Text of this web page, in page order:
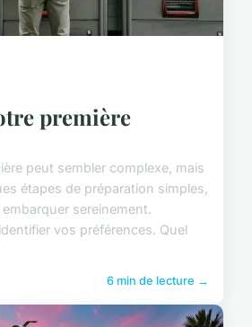
première
peut sembler complexe, mais
étapes de préparation simples,
sereinement.
vos préférences. Quel
6 min de lecture →